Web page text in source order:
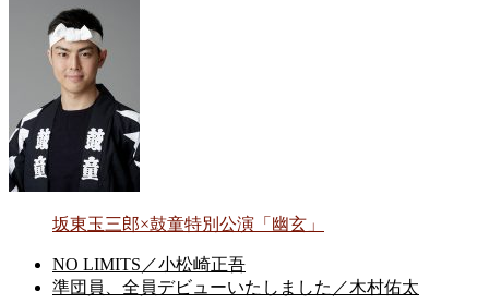
坂東玉三郎×鼓童特別公演「幽玄」
NO LIMITS／小松崎正吾
準団員、全員デビューいたしました／木村佑太